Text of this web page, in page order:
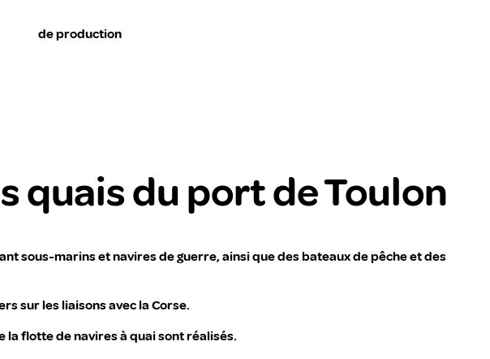
de production
quais du port de Toulon
sous-marins et navires de guerre, ainsi que des bateaux de pêche et des
sur les liaisons avec la Corse.
la flotte de navires à quai sont réalisés.